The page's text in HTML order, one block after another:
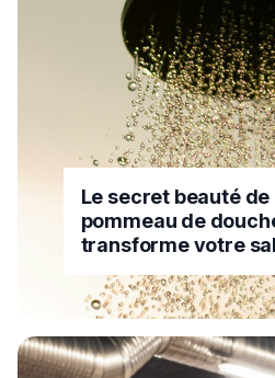
Le secret beauté de
pommeau de
transforme votre